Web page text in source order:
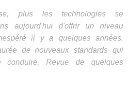
plus les technologies se
aujourd'hui d'offrir un niveau
il y a quelques années.
de nouveaux standards qui
Revue de quelques